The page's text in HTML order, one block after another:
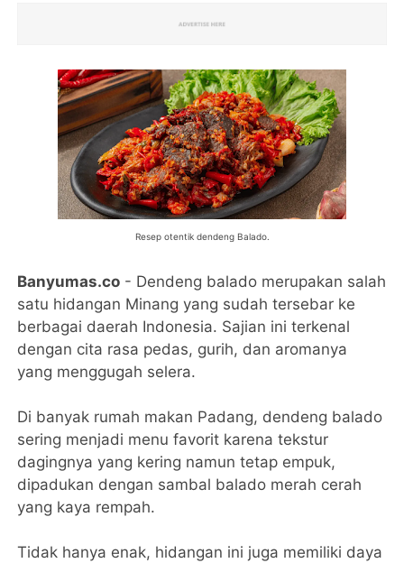
Resep otentik dendeng Balado.
Banyumas.co - Dendeng balado merupakan salah
satu hidangan Minang yang sudah tersebar ke
berbagai daerah Indonesia. Sajian ini terkenal
dengan cita rasa pedas, gurih, dan aromanya
yang menggugah selera.
Di banyak rumah makan Padang, dendeng balado
sering menjadi menu favorit karena tekstur
dagingnya yang kering namun tetap empuk,
dipadukan dengan sambal balado merah cerah
yang kaya rempah.
Tidak hanya enak, hidangan ini juga memiliki daya